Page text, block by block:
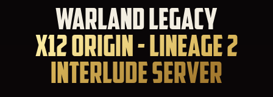
WARLAND LEGACY
X12 ORIGIN - LINEAGE 2
INTERLUDE SERVER